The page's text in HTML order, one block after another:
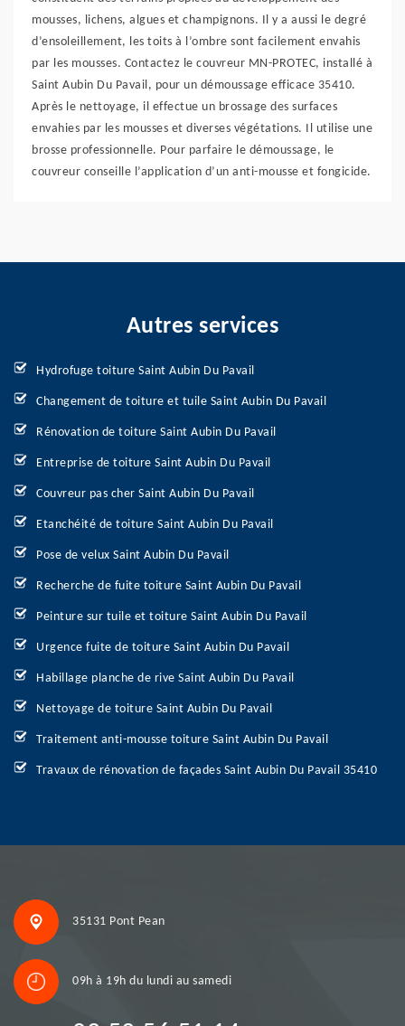
mousses, lichens, algues et champignons. Il y a aussi le degré
d’ensoleillement, les toits à l’ombre sont facilement envahis
par les mousses. Contactez le couvreur MN-PROTEC, installé à
Saint Aubin Du Pavail, pour un démoussage efficace 35410.
Après le nettoyage, il effectue un brossage des surfaces
envahies par les mousses et diverses végétations. Il utilise une
brosse professionnelle. Pour parfaire le démoussage, le
couvreur conseille l’application d’un anti-mousse et fongicide.
Autres services
Hydrofuge toiture Saint Aubin Du Pavail
Changement de toiture et tuile Saint Aubin Du Pavail
Rénovation de toiture Saint Aubin Du Pavail
Entreprise de toiture Saint Aubin Du Pavail
Couvreur pas cher Saint Aubin Du Pavail
Etanchéité de toiture Saint Aubin Du Pavail
Pose de velux Saint Aubin Du Pavail
Recherche de fuite toiture Saint Aubin Du Pavail
Peinture sur tuile et toiture Saint Aubin Du Pavail
Urgence fuite de toiture Saint Aubin Du Pavail
Habillage planche de rive Saint Aubin Du Pavail
Nettoyage de toiture Saint Aubin Du Pavail
Traitement anti-mousse toiture Saint Aubin Du Pavail
Travaux de rénovation de façades Saint Aubin Du Pavail 35410
35131 Pont Pean
09h à 19h du lundi au samedi